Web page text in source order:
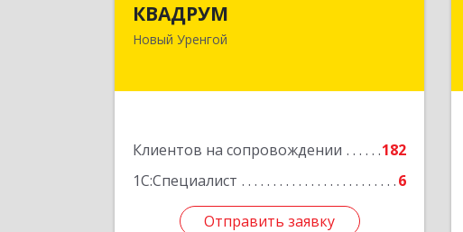
КВАДРУМ
Новый Уренгой
Клиентов на сопровождении
182
1С:Специалист
6
Отправить заявку
629309, Ямало-Ненецкий АО, Новый
Уренгой г, Северное Кольцо ул, дом
Отправить заявку